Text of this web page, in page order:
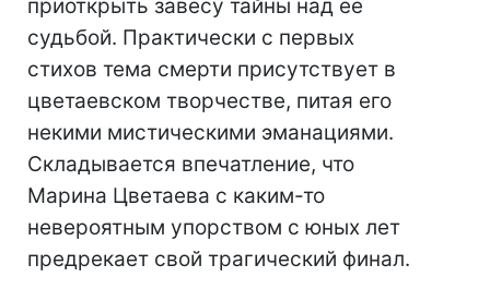
приоткрыть завесу тайны над ее
судьбой. Практически с первых
стихов тема смерти присутствует в
цветаевском творчестве, питая его
некими мистическими эманациями.
Складывается впечатление, что
Марина Цветаева с каким-то
невероятным упорством с юных лет
предрекает свой трагический финал.